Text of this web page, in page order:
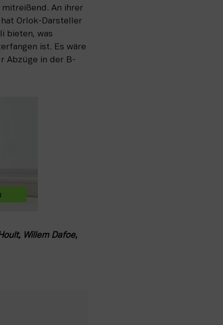
An ihrer
Orlok-Darsteller
bieten, was
ist. Es wäre
Abzüge in der B-
Willem Dafoe,